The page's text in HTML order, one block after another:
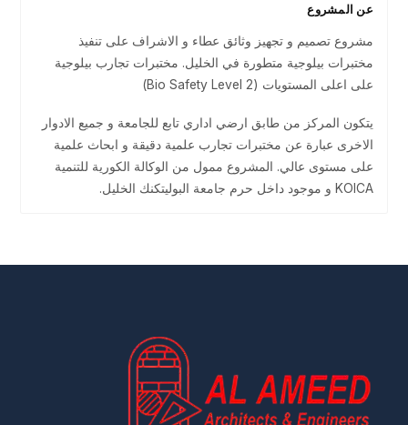
عن المشروع
مشروع تصميم و تجهيز وثائق عطاء و الاشراف على تنفيذ
مختبرات بيلوجية متطورة في الخليل. مختبرات تجارب بيلوجية
على اعلى المستويات (Bio Safety Level 2)
يتكون المركز من طابق ارضي اداري تابع للجامعة و جميع الادوار
الاخرى عبارة عن مختبرات تجارب علمية دقيقة و ابحاث علمية
على مستوى عالي. المشروع ممول من الوكالة الكورية للتنمية
KOICA و موجود داخل حرم جامعة البوليتكنك الخليل.